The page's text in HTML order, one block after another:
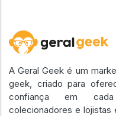
A Geral Geek é um
geek, criado para
confiança em cada
colecionadores e lojistas